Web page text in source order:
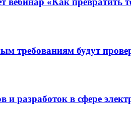
требованиям будут
разработок в сфере